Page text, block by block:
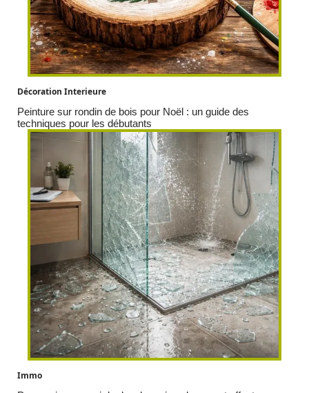
Décoration Interieure
Peinture sur rondin de bois pour Noël : un guide des
techniques pour les débutants
Immo